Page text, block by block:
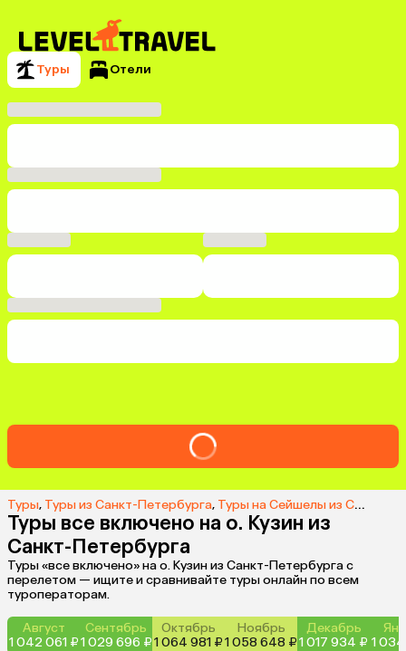
Туры Отели
Туры, Туры из Санкт-Петербурга, Туры на Сейшелы из Санкт-Петербурга
Туры все включено на о. Кузин из
Санкт-Петербурга
Туры «все включено» на о. Кузин из Санкт-Петербурга с
перелетом — ищите и сравнивайте туры онлайн по всем
туроператорам.
Август
1 042 061 ₽
Сентябрь
1 029 696 ₽
Октябрь
1 064 981 ₽
Ноябрь
1 058 648 ₽
Декабрь
1 017 934 ₽ 1